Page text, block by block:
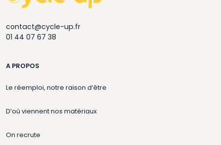
contact@cycle-up.fr
01 44 07 67 38
A PROPOS
Le réemploi, notre raison d’être
D’où viennent nos matériaux
On recrute